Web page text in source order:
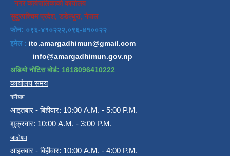
नगर कार्यपालिकाको कार्यालय
सुदुरपश्चिम प्रदेश, डडेल्धुरा, नेपाल
फोन: ०९६-४१०२२२,०९६-४१००२२
इमेल : ito.amargadhimun@gmail.com
info@amargadhimun.gov.np
अडियो नोटिस बोर्ड: 1618096410222
कार्यालय समय
गर्मियाम
आइतबार - बिहीवार: 10:00 A.M. - 5:00 P.M.
शुक्रवार: 10:00 A.M. - 3:00 P.M.
जाडोयाम
आइतबार - बिहीवार: 10:00 A.M. - 4:00 P.M.